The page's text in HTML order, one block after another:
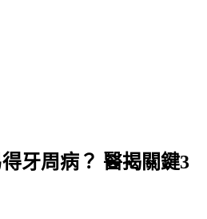
牙周病？ 醫揭關鍵3